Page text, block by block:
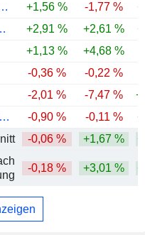
+1,56 % -1,77 %
CORPORATION
+2,91 % +2,61 %
+1,13 % +4,68 %
-0,36 % -0,22 %
-2,01 % -7,47 %
NISSAN CHEMICAL CORPORATION
-0,90 % -0,11 %
-0,06 % +1,67 %
-0,18 % +3,01 %